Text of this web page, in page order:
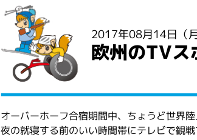
2017年08月14日（月
欧州のTVス
オーバーホーフ合宿期間中、ちょうど世界
夜の就寝する前のいい時間帯にテレビで観戦